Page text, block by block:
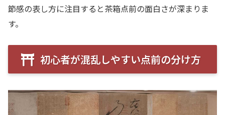
節感の表し方に注目すると茶箱点前の面白さが深まりま
す。
初心者が混乱しやすい点前の分け方